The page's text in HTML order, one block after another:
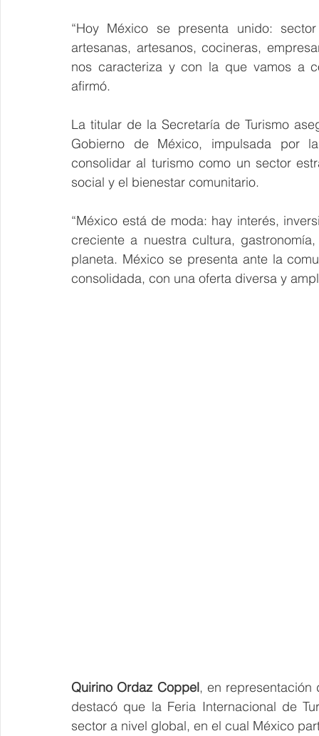
“Hoy México se presenta unido:
artesanas, artesanos, cocineras,
nos caracteriza y con la que vamos a
afirmó.
La titular de la Secretaría de Turismo
Gobierno de México, impulsada por
consolidar al turismo como un sector
social y el bienestar comunitario.
“México está de moda: hay interés,
creciente a nuestra cultura,
planeta. México se presenta ante la
consolidada, con una oferta diversa y
Quirino Ordaz Coppel, en representación
destacó que la Feria Internacional de
sector a nivel global, en el cual México